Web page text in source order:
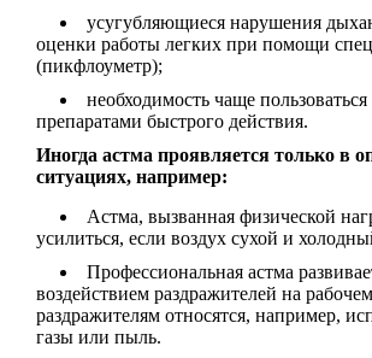
усугубляющиеся нарушения
оценки работы легких при помощи
(пикфлоуметр);
необходимость чаще
препаратами быстрого действия.
Иногда астма проявляется только в
ситуациях, например:
Астма, вызванная физической
усилиться, если воздух сухой и
Профессиональная астма
воздействием раздражителей на
раздражителям относятся, например,
газы или пыль.